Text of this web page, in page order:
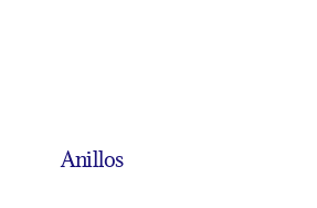
Anillos